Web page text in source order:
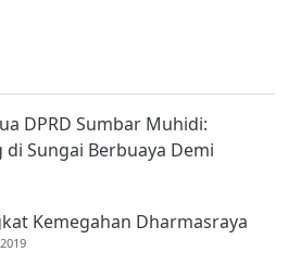
DPRD Sumbar Muhidi:
di Sungai Berbuaya Demi
Ekonomi Orang Tua
Kemegahan Dharmasraya